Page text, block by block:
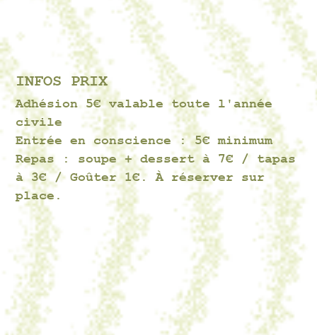
INFOS PRIX
Adhésion 5€ valable toute l'année
civile
Entrée en conscience : 5€ minimum
Repas : soupe + dessert à 7€ / tapas
à 3€ / Goûter 1€. À réserver sur
place.